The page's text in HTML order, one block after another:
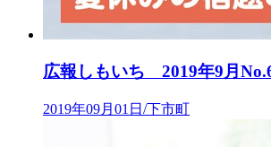
広報しもいち 2019年9月
2019年09月01日/下市町